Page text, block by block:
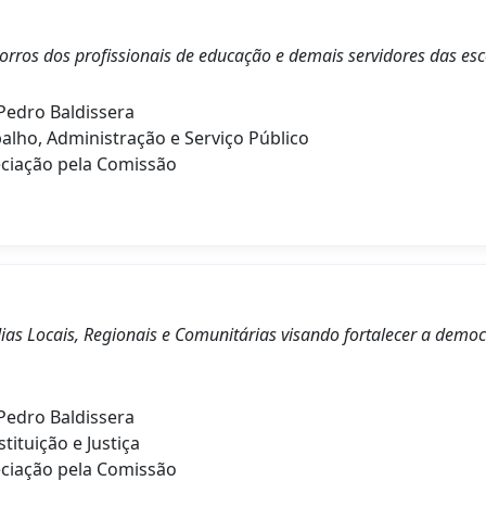
dos profissionais de educação e demais servidores das
Baldissera
Administração e Serviço Público
pela Comissão
Locais, Regionais e Comunitárias visando fortalecer a
Baldissera
e Justiça
pela Comissão